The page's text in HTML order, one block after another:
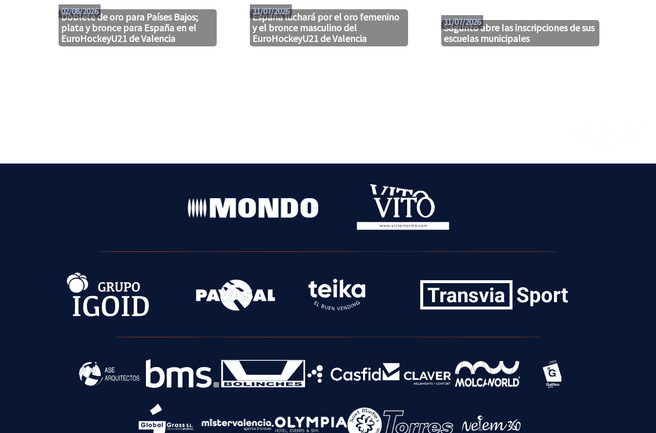
Doblete de oro para Países Bajos;
plata y bronce para España en el
EuroHockeyU21 de Valencia
02/08/2026
España luchará por el oro femenino
y el bronce masculino del
EuroHockeyU21 de Valencia
31/07/2026
Sagunto abre las inscripciones de sus
escuelas municipales
31/07/2026